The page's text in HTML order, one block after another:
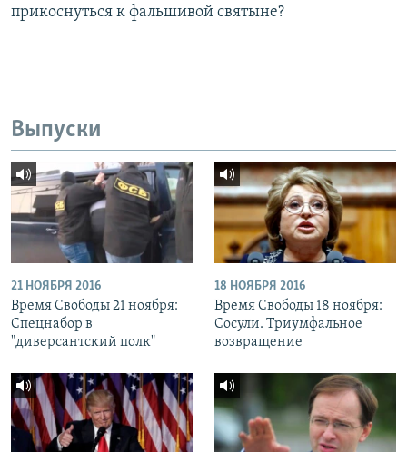
прикоснуться к фальшивой святыне?
Выпуски
21 НОЯБРЯ 2016
Время Свободы 21 ноября:
Спецнабор в
"диверсантский полк"
18 НОЯБРЯ 2016
Время Свободы 18 ноября:
Сосули. Триумфальное
возвращение